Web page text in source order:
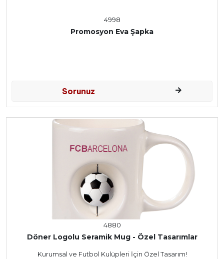
4998
Promosyon Eva Şapka
Sorunuz
4880
Döner Logolu Seramik Mug - Özel Tasarımlar
Kurumsal ve Futbol Kulüpleri İçin Özel Tasarım!